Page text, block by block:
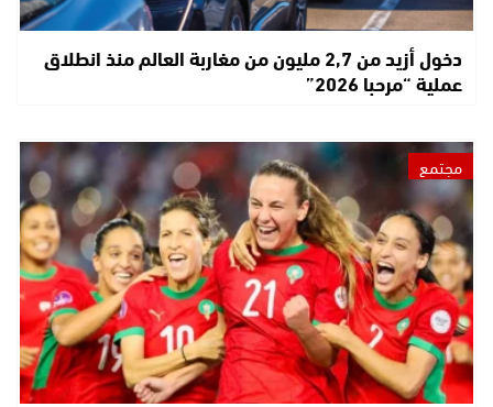
دخول أزيد من 2,7 مليون من مغاربة العالم منذ انطلاق
عملية “مرحبا 2026”
مجتمع